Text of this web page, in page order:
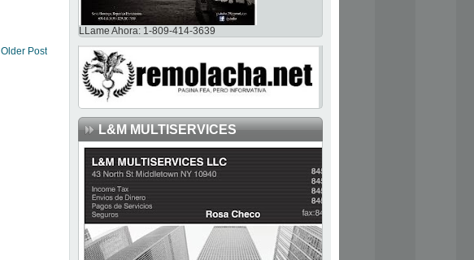
Older Post
LLame Ahora: 1-809-414-3639
L&M MULTISERVICES